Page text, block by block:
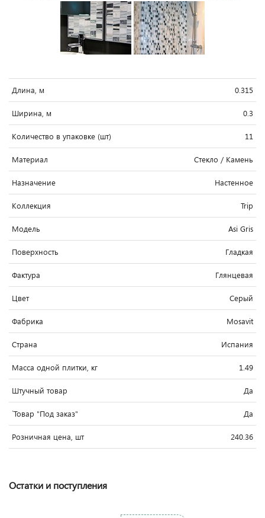
Длина, м 0.315
Ширина, м 0.3
Количество в упаковке (шт) 11
Материал Стекло / Камень
Назначение Настенное
Коллекция Trip
Модель Asi Gris
Поверхность Гладкая
Фактура Глянцевая
Цвет Серый
Фабрика Mosavit
Страна Испания
Масса одной плитки, кг 1.49
Штучный товар Да
`Товар "Под заказ" Да
Розничная цена, шт 240.36
Остатки и поступления